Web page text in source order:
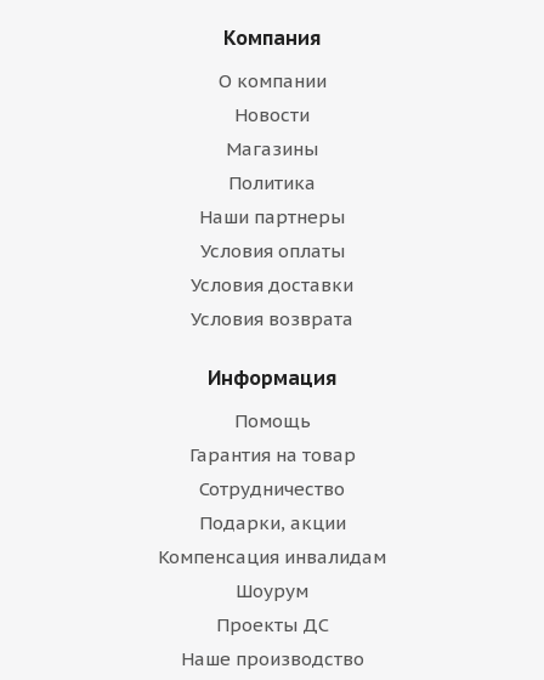
Компания
О компании
Новости
Магазины
Политика
Наши партнеры
Условия оплаты
Условия доставки
Условия возврата
Информация
Помощь
Гарантия на товар
Сотрудничество
Подарки, акции
Компенсация инвалидам
Шоурум
Проекты ДС
Наше производство